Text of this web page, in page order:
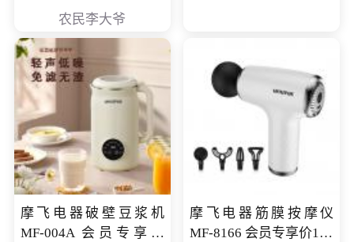
农民李大爷
摩飞电器破壁豆浆机
MF-004A 会员专享价
摩飞电器筋膜按摩仪
MF-8166 会员专享价168